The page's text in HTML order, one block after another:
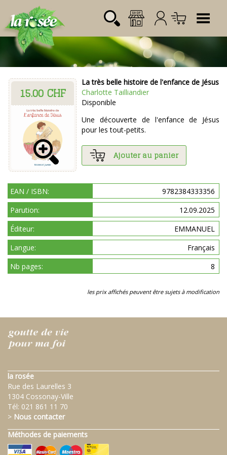
Login:
Mot de passe:
Désignation Référence Quantité
Prix
15.00 CHF
La très belle histoire de l'enfance de Jésus
Charlotte Tailliandier
Disponible
Une découverte de l'enfance de Jésus
pour les tout-petits.
Ajouter au panier
EAN / ISBN:
9782384333356
Parution:
12.09.2025
Éditeur:
EMMANUEL
Langue:
Français
Nb pages:
8
les prix affichés peuvent être sujets à modification
la rosée
Rue des Laurelles 3
1304 Cossonay-Ville
Tél: 021 861 11 70
> Nous contacter
Méthodes de paiements